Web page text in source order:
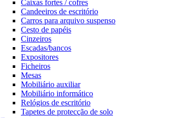
Caixas fortes / cofres
Candeeiros de escritório
Carros para arquivo suspenso
Cesto de papéis
Cinzeiros
Escadas/bancos
Expositores
Ficheiros
Mesas
Mobiliário auxiliar
Mobiliário informático
Relógios de escritório
Tapetes de protecção de solo